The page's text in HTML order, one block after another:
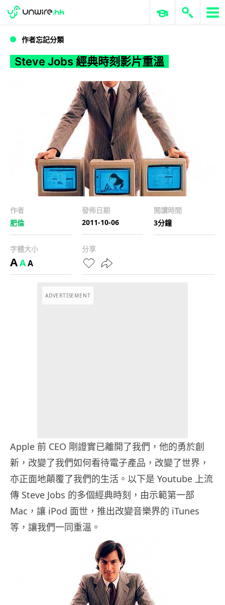
Steve Jobs 經典時刻影片重溫
WWDC 2026 ERP 與商業 AI
作者忘記分類
Steve Jobs 經典時刻影片重溫
作者
肥倫
發佈日期
2011-10-06
閱讀時間
3分鐘
字體大小
AAA
分享
ADVERTISEMENT
Apple 前 CEO 剛證實已離開了我們，他的勇於創
新，改變了我們如何看待電子產品，改變了世界，
亦正面地顛覆了我們的生活。以下是 Youtube 上流
傳 Steve Jobs 的多個經典時刻，由示範第一部
Mac，讓 iPod 面世，推出改變音樂界的 iTunes
等，讓我們一同重溫。